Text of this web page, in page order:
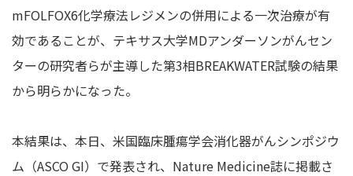
mFOLFOX6化学療法レジメンの併用による一次治療が有
効であることが、テキサス大学MDアンダーソンがんセン
ターの研究者らが主導した第3相BREAKWATER試験の結果
から明らかになった。
本結果は、本日、米国臨床腫瘍学会消化器がんシンポジウ
ム（ASCO GI）で発表され、Nature Medicine誌に掲載さ